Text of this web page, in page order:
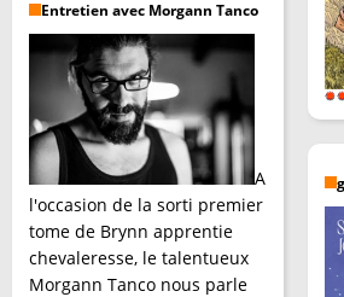
Entretien avec Morgann Tanco
A
l'occasion de la sorti premier
tome de Brynn apprentie
chevaleresse, le talentueux
Morgann Tanco nous parle